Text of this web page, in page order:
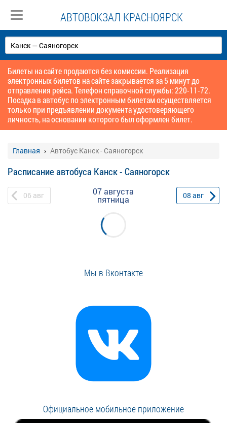
АВТОВОКЗАЛ КРАСНОЯРСК
Билеты на сайте продаются без комиссии. Реализация
электронных билетов на сайте закрывается за 5 минут до
отправления рейса. Телефон справочной службы: 220-11-72.
Посадка в автобус по электронным билетам осуществляется
только при предъявлении документа удостоверяющего
личность, на основании которого был оформлен билет.
Главная Автобус Канск - Саяногорск
Расписание автобуса Канск - Саяногорск
06 авг 07 августа
пятница 08 авг
Мы в Вконтакте
Официальное мобильное приложение